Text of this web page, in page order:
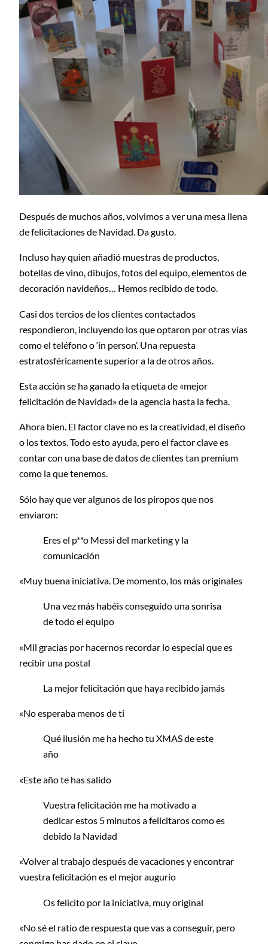
Después de muchos años, volvimos a ver una mesa llena
de felicitaciones de Navidad. Da gusto.
Incluso hay quien añadió muestras de productos,
botellas de vino, dibujos, fotos del equipo, elementos de
decoración navideños… Hemos recibido de todo.
Casi dos tercios de los clientes contactados
respondieron, incluyendo los que optaron por otras vías
como el teléfono o ‘in person’. Una repuesta
estratosféricamente superior a la de otros años.
Esta acción se ha ganado la etiqueta de «mejor
felicitación de Navidad» de la agencia hasta la fecha.
Ahora bien. El factor clave no es la creatividad, el diseño
o los textos. Todo esto ayuda, pero el factor clave es
contar con una base de datos de clientes tan premium
como la que tenemos.
Sólo hay que ver algunos de los piropos que nos
enviaron:
Eres el p**o Messi del marketing y la
comunicación
«Muy buena iniciativa. De momento, los más originales
Una vez más habéis conseguido una sonrisa
de todo el equipo
«Mil gracias por hacernos recordar lo especial que es
recibir una postal
La mejor felicitación que haya recibido jamás
«No esperaba menos de ti
Qué ilusión me ha hecho tu XMAS de este
año
«Este año te has salido
Vuestra felicitación me ha motivado a
dedicar estos 5 minutos a felicitaros como es
debido la Navidad
«Volver al trabajo después de vacaciones y encontrar
vuestra felicitación es el mejor augurio
Os felicito por la iniciativa, muy original
«No sé el ratio de respuesta que vas a conseguir, pero